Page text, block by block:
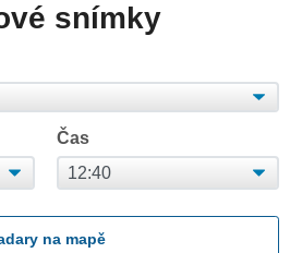
snímky
Čas
na mapě